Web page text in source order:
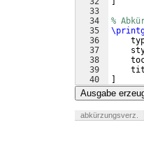
33
34
35
36
37
38
39
40
41
%
Ausgabe
abkürzungsverz.